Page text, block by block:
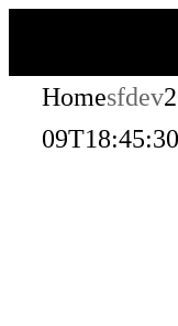
Inhalt
springen
Homesfdev